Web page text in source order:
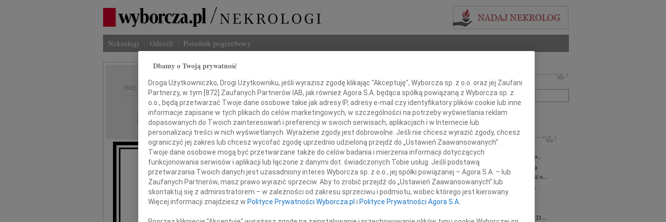
Nekrologi Odeszli Poradnik pogrzebowy
IMIĘ I NAZWISKO:
REGION: Warszawa
DATA EMISJI: 25.05.2026
Doktor Ewie Leszczyńskiej
wyrazy współczucia po śmierci
Imię i nazwisko lub numer ogłoszenia:
+ szukanie zaawansowane
INNE NEKROLOGI
Eugeniusz Butruk 05.08.2026
Z ogromnym żalem przyjęliśmy wiadomość o...
Małgorzata Kościelska
Warszawa
Z głębokim smutkiem przyjęliśmy wiadomość o...
Andrzej Komorowski
Warszawa
27 lipca 2026 roku odszedł Śp. Andrzej...
Inocentyna Karkocha
Mgr farm. Inocentyna Karkocha zmarła dnia 21...
Dbamy o Twoją prywatność
Droga Użytkowniczko, Drogi Użytkowniku, jeśli wyrazisz zgodę klikając "Akceptuję", Wyborcza sp. z o.o. oraz jej Zaufani
Partnerzy, w tym [872] Zaufanych Partnerów IAB, jak również Agora S.A. będąca spółką powiązaną z Wyborcza sp. z
o.o., będą przetwarzać Twoje dane osobowe takie jak adresy IP, adresy e-mail czy identyfikatory plików cookie lub inne
informacje zapisane w tych plikach do celów marketingowych, w szczególności na potrzeby wyświetlania reklam
dopasowanych do Twoich zainteresowań i preferencji w swoich serwisach, aplikacjach i w Internecie lub
personalizacji treści w nich wyświetlanych. Wyrażenie zgody jest dobrowolne. Jeśli nie chcesz wyrazić zgody, chcesz
ograniczyć jej zakres lub chcesz wycofać zgodę uprzednio udzieloną przejdź do „Ustawień Zaawansowanych”.
Twoje dane osobowe mogą być przetwarzane także do celów badania i mierzenia informacji dotyczących
funkcjonowania serwisów i aplikacji lub łączone z danymi dot. świadczonych Tobie usług. Jeśli podstawą
przetwarzania Twoich danych jest uzasadniony interes Wyborcza sp. z o.o., jej spółki powiązanej – Agora S.A. – lub
Zaufanych Partnerów, masz prawo wyrazić sprzeciw. Aby to zrobić przejdź do „Ustawień Zaawansowanych” lub
skontaktuj się z administratorem – w zależności od zakresu sprzeciwu i podmiotu, wobec którego jest kierowany.
Więcej informacji znajdziesz w Polityce Prywatności Wyborcza.pl i Polityce Prywatności Agora S.A.